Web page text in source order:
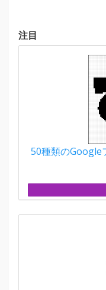
注目
50種類のGoogle